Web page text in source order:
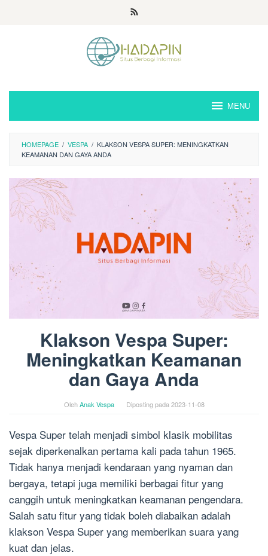
MENU
HOMEPAGE / VESPA / KLAKSON VESPA SUPER: MENINGKATKAN
KEAMANAN DAN GAYA ANDA
Klakson Vespa Super:
Meningkatkan Keamanan
dan Gaya Anda
OlehAnak Vespa Diposting pada 2023-11-08
Vespa Super telah menjadi simbol klasik mobilitas
sejak diperkenalkan pertama kali pada tahun 1965.
Tidak hanya menjadi kendaraan yang nyaman dan
bergaya, tetapi juga memiliki berbagai fitur yang
canggih untuk meningkatkan keamanan pengendara.
Salah satu fitur yang tidak boleh diabaikan adalah
klakson Vespa Super yang memberikan suara yang
kuat dan jelas.